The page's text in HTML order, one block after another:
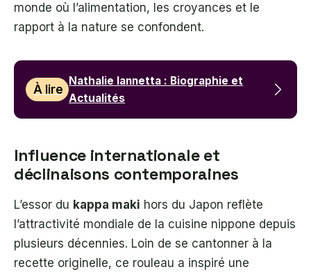
monde où l’alimentation, les croyances et le
rapport à la nature se confondent.
À lire
Nathalie Iannetta : Biographie et
Actualités
Influence internationale et
déclinaisons contemporaines
L’essor du kappa maki hors du Japon reflète
l’attractivité mondiale de la cuisine nippone depuis
plusieurs décennies. Loin de se cantonner à la
recette originelle, ce rouleau a inspiré une